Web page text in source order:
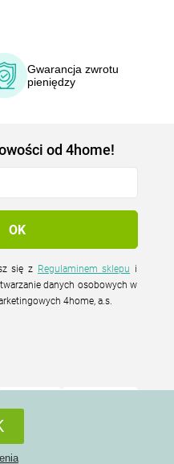
Gwarancja zwrotu
pieniędzy
od 4home!
się z Regulaminem sklepu
danych osobowych w
4home, a.s.